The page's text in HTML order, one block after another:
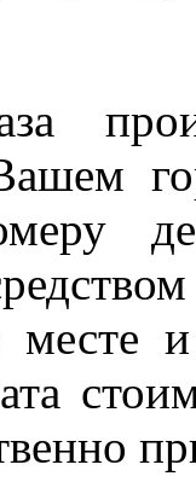
месте